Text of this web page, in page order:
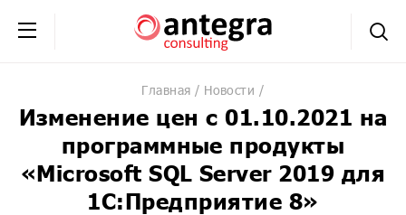
+7 (495) 230-20-02
обратная связь
Главная Новости
Изменение цен с 01.10.2021 на
программные продукты
«Microsoft SQL Server 2019 для
1С:Предприятие 8»